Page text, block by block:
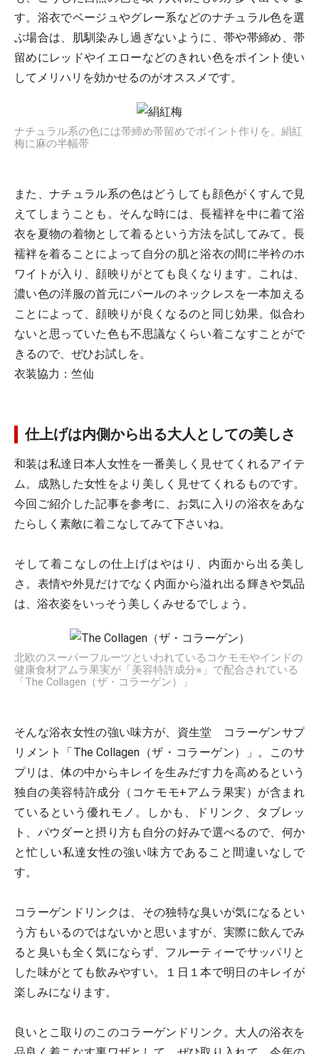
す。浴衣でベージュやグレー系などのナチュラル色を選
ぶ場合は、肌馴染みし過ぎないように、帯や帯締め、帯
留めにレッドやイエローなどのきれい色をポイント使い
してメリハリを効かせるのがオススメです。
ナチュラル系の色には帯締め帯留めでポイント作りを。絹紅
梅に麻の半幅帯
また、ナチュラル系の色はどうしても顔色がくすんで見
えてしまうことも。そんな時には、長襦袢を中に着て浴
衣を夏物の着物として着るという方法を試してみて。長
襦袢を着ることによって自分の肌と浴衣の間に半衿のホ
ワイトが入り、顔映りがとても良くなります。これは、
濃い色の洋服の首元にパールのネックレスを一本加える
ことによって、顔映りが良くなるのと同じ効果。似合わ
ないと思っていた色も不思議なくらい着こなすことがで
きるので、ぜひお試しを。
衣装協力：竺仙
仕上げは内側から出る大人としての美しさ
和装は私達日本人女性を一番美しく見せてくれるアイテ
ム。成熟した女性をより美しく見せてくれるものです。
今回ご紹介した記事を参考に、お気に入りの浴衣をあな
たらしく素敵に着こなしてみて下さいね。
そして着こなしの仕上げはやはり、内面から出る美し
さ。表情や外見だけでなく内面から溢れ出る輝きや気品
は、浴衣姿をいっそう美しくみせるでしょう。
北欧のスーパーフルーツといわれているコケモモやインドの
健康食材アムラ果実が「美容特許成分※」で配合されている
「The Collagen（ザ・コラーゲン）」
そんな浴衣女性の強い味方が、資生堂 コラーゲンサプ
リメント「The Collagen（ザ・コラーゲン）」。このサ
プリは、体の中からキレイを生みだす力を高めるという
独自の美容特許成分（コケモモ+アムラ果実）が含まれ
ているという優れモノ。しかも、ドリンク、タブレッ
ト、パウダーと摂り方も自分の好みで選べるので、何か
と忙しい私達女性の強い味方であること間違いなしで
す。
コラーゲンドリンクは、その独特な臭いが気になるとい
う方もいるのではないかと思いますが、実際に飲んでみ
ると臭いも全く気にならず、フルーティーでサッパリと
した味がとても飲みやすい。１日１本で明日のキレイが
楽しみになります。
良いとこ取りのこのコラーゲンドリンク。大人の浴衣を